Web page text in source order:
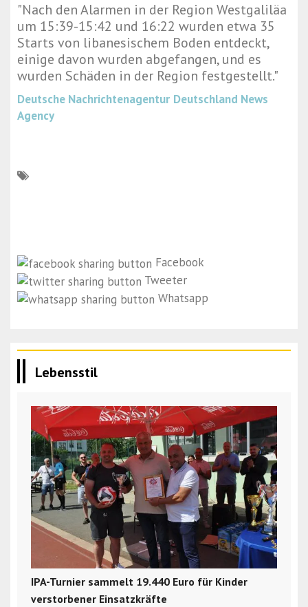
"Nach den Alarmen in der Region Westgaliläa
um 15:39-15:42 und 16:22 wurden etwa 35
Starts von libanesischem Boden entdeckt,
einige davon wurden abgefangen, und es
wurden Schäden in der Region festgestellt."
Deutsche Nachrichtenagentur Deutschland News
Agency
Facebook
Tweeter
Whatsapp
Lebensstil
IPA-Turnier sammelt 19.440 Euro für Kinder
verstorbener Einsatzkräfte